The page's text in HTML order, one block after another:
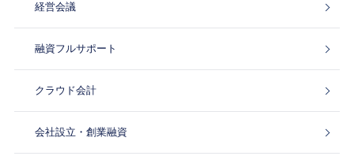
経営会議
融資フルサポート
クラウド会計
会社設立・創業融資